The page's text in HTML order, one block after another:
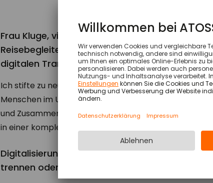
Frau Kluge, vielen Dank für Ihre Zeit. Sie
Reisebegleiterin für Arbeitgeber und
digitalen Transformation. Wie sieht diese
Ich stifte zu neuen Ideen und Experimenten in
Menschen im Unternehmen damit in Richtung neuer
und Zusammenarbeiten, weil das aus meiner Sicht
in einer komplexen Arbeitswelt sind.
Digitalisierung und Transformation. Sind diese
trennen oder nur in einer Kollaboration zu